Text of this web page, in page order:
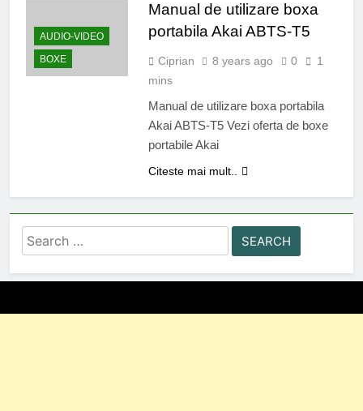
AUDIO-VIDEO
BOXE
Manual de utilizare boxa
portabila Akai ABTS-T5
Ciprian 8 years ago 0
1
mins
Manual de utilizare boxa portabila
Akai ABTS-T5 Vezi oferta de boxe
portabile Akai
Citeste mai mult..
Search
for: